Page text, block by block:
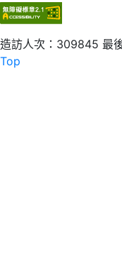
造訪人次：309845 最
Top